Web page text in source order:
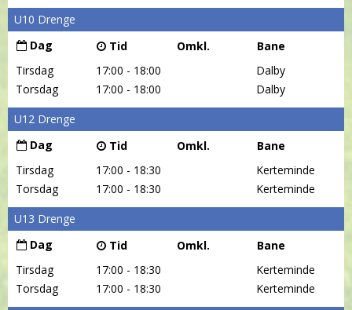
U10 Drenge
Dag
Tid Omkl.
Bane
Tirsdag
17:00 - 18:00
Dalby
Torsdag
17:00 - 18:00
Dalby
U12 Drenge
Dag
Tid Omkl.
Bane
Tirsdag
17:00 - 18:30
Kerteminde
Torsdag
17:00 - 18:30
Kerteminde
U13 Drenge
Dag
Tid Omkl.
Bane
Tirsdag
17:00 - 18:30
Kerteminde
Torsdag
17:00 - 18:30
Kerteminde